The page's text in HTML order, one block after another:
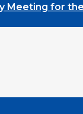
for the 25th